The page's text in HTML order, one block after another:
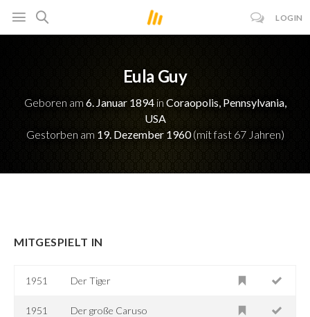
LOGIN
Eula Guy
Geboren am 6. Januar 1894in Coraopolis, Pennsylvania,
USA
Gestorben am 19. Dezember 1960(mit fast 67 Jahren)
MITGESPIELT IN
1951 Der Tiger
1951 Der große Caruso